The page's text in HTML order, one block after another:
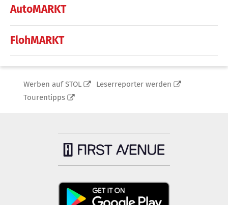
AutoMARKT
FlohMARKT
Werben auf STOL
Leserreporter werden
Tourentipps